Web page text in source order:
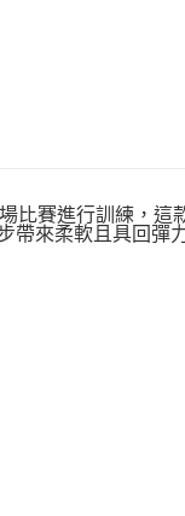
比賽進行訓練，
帶來柔軟且具回